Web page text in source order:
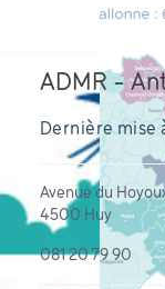
ADMR -
Dernière mise
Avenue du
4500 Huy
081 20 79 90